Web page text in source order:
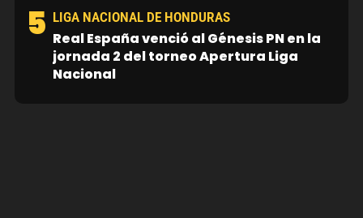
5 LIGA NACIONAL DE HONDURAS
Real España venció al Génesis PN en la
jornada 2 del torneo Apertura Liga
Nacional